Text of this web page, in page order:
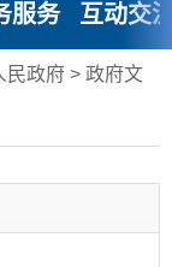
服务 互动交
民政府 > 政府文